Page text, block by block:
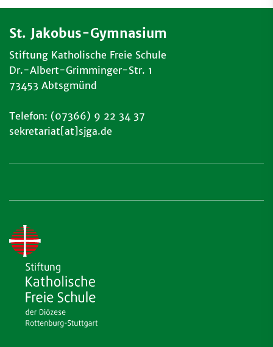
St. Jakobus-Gymnasium
Stiftung Katholische Freie Schule
Dr.-Albert-Grimminger-Str. 1
73453 Abtsgmünd
Telefon: (07366) 9 22 34 37
sekretariat[at]sjga.de